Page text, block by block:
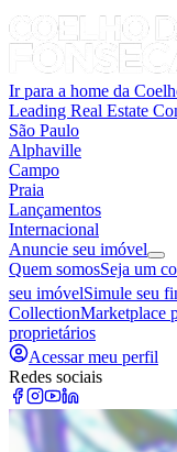
Ir para a home da
Leading Real Estate
São Paulo
Alphaville
Campo
Praia
Lançamentos
Internacional
Anuncie seu imóvel
Quem somosSeja um
seu imóvelSimule seu
CollectionMarketplace
proprietários
Acessar meu perfil
Redes sociais